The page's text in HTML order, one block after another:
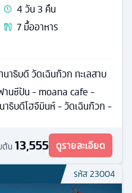
4วัน3 คืน
7มื้ออาหาร
าธิบดี วัดเฉินก๊วก ทะเลสาบ
านซีปัน - moana cafe -
าธิบดีโฮจีมินห์ - วัดเฉินก๊วก -
ต้น 13,555 ดูรายละเอียด
รหัส23004